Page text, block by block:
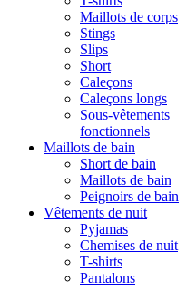
Maillots de corps
Stings
Slips
Short
Caleçons
Caleçons longs
Sous-vêtements
fonctionnels
Maillots de bain
Short de bain
Maillots de bain
Peignoirs de bain
Vêtements de nuit
Pyjamas
Chemises de nuit
T-shirts
Pantalons